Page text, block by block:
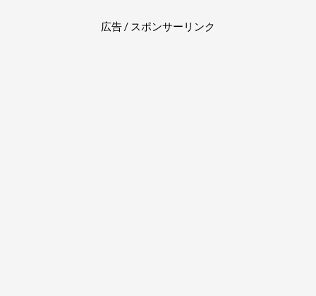
広告 / スポンサーリンク